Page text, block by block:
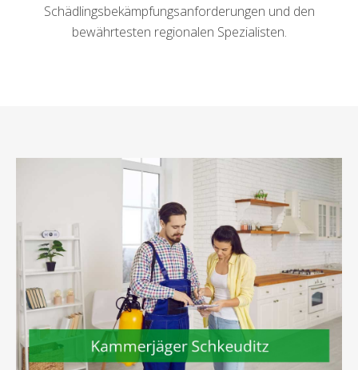
Schädlingsbekämpfungsanforderungen und den
bewährtesten regionalen Spezialisten.